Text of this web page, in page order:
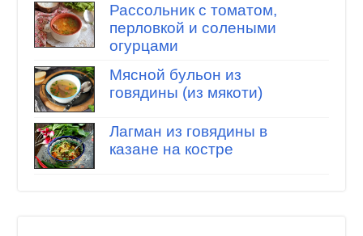
Рассольник с томатом,
перловкой и солеными
огурцами
Мясной бульон из
говядины (из мякоти)
Лагман из говядины в
казане на костре